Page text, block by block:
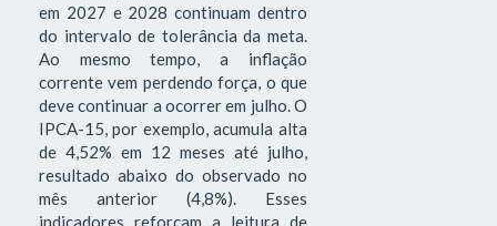
em 2027 e 2028 continuam dentro
do intervalo de tolerância da meta.
Ao mesmo tempo, a inflação
corrente vem perdendo força, o que
deve continuar a ocorrer em julho. O
IPCA-15, por exemplo, acumula alta
de 4,52% em 12 meses até julho,
resultado abaixo do observado no
mês anterior (4,8%). Esses
indicadores reforçam a leitura de